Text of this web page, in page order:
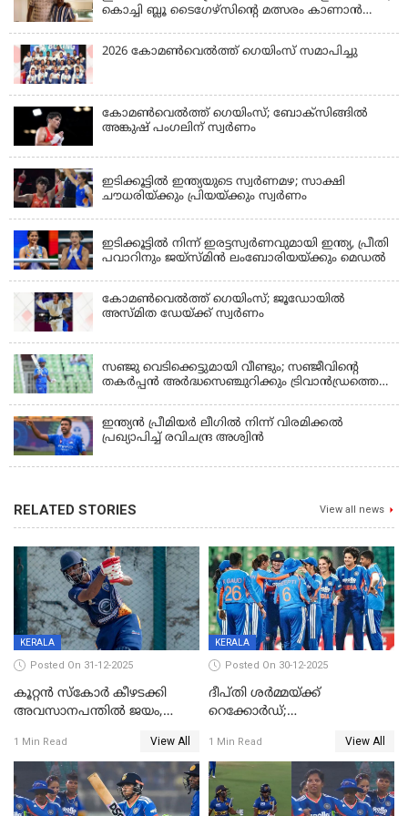
കൊച്ചി ബ്ലൂ ടൈഗേഴ്സിന്റെ മത്സരം കാണാൻ
2026 കോമണ്‍വെല്‍ത്ത് ഗെയിംസ് സമാപിച്ചു
കോമണ്‍വെല്‍ത്ത് ഗെയിംസ്; ബോക്‌സിങ്ങില്‍
അങ്കുഷ് പംഗലിന് സ്വര്‍ണം
ഇടിക്കൂട്ടിൽ ഇന്ത്യയുടെ സ്വർണമഴ; സാക്ഷി
ചൗധരിയ്ക്കും പ്രിയയ്ക്കും സ്വർണം
ഇടിക്കൂട്ടിൽ നിന്ന് ഇരട്ടസ്വർണവുമായി ഇന്ത്യ, പ്രീതി
പവാറിനും ജയ്സ്മിന്‍ ലംബോരിയയ്ക്കും മെഡൽ
കോമണ്‍വെല്‍ത്ത് ഗെയിംസ്; ജൂഡോയിൽ
അസ്മിത ഡേയ്ക്ക് സ്വർണം
സഞ്ജു വെടിക്കെട്ടുമായി വീണ്ടും; സഞ്ജീവിന്‍റെ
തകർപ്പൻ അർദ്ധസെഞ്ചുറിക്കും ട്രിവാൻഡ്രത്തെ
ഇന്ത്യന്‍ പ്രീമിയര്‍ ലീഗില്‍ നിന്ന് വിരമിക്കല്‍
പ്രഖ്യാപിച്ച് രവിചന്ദ്ര അശ്വിന്‍
RELATED STORIES View all news
KERALA
Posted On 31-12-2025
കൂറ്റൻ സ്കോർ കീഴടക്കി
അവസാനപന്തിൽ ജയം,
1 Min Read View All
KERALA
Posted On 30-12-2025
ദീപ്തി ശർമ്മയ്ക്ക്
റെക്കോർഡ്;
ടി20 പരമ്പര തൂത്തുവാരി
ഇന്ത്യ
1 Min Read View All